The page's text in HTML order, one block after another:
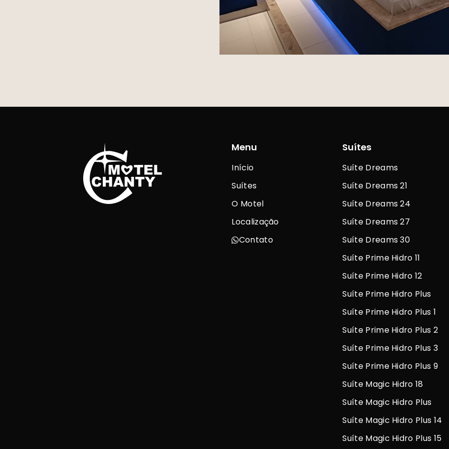
Menu
Início
Suítes
O Motel
Localização
Contato
Suítes
Suíte Dreams
Suíte Dreams 21
Suíte Dreams 24
Suíte Dreams 27
Suíte Dreams 30
Suíte Prime Hidro 11
Suíte Prime Hidro 12
Suíte Prime Hidro Plus
Suíte Prime Hidro Plus 1
Suíte Prime Hidro Plus 2
Suíte Prime Hidro Plus 3
Suíte Prime Hidro Plus 9
Suíte Magic Hidro 18
Suíte Magic Hidro Plus
Suíte Magic Hidro Plus 14
Suíte Magic Hidro Plus 15